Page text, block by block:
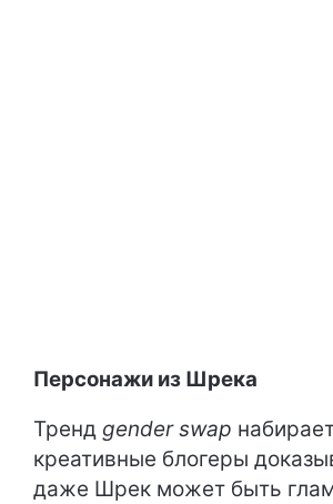
Персонажи из Шрека
Тренд gender swap
креативные блогеры
даже Шрек может быть